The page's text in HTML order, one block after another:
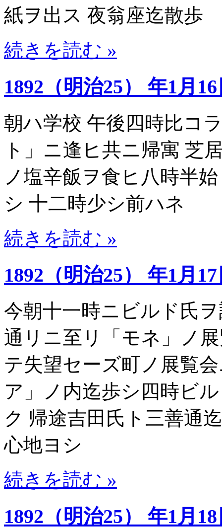
紙ヲ出ス 夜翁座迄散歩
続きを読む »
1892（明治25） 年1月
朝ハ学校 午後四時比コ
ト」ニ逢ヒ共ニ帰寓 芝
ノ塩辛飯ヲ食ヒ八時半
シ 十二時少シ前ハネ
続きを読む »
1892（明治25） 年1月
今朝十一時ニビルド氏
通リニ至リ「モネ」ノ
テ失望セーズ町ノ展覧
ア」ノ内迄歩シ四時ビ
ク 帰途吉田氏ト三善通
心地ヨシ
続きを読む »
1892（明治25） 年1月